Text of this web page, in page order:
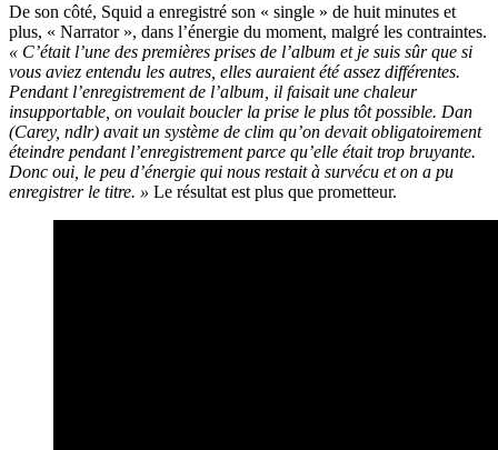
De son côté, Squid a enregistré son « single » de huit minutes et
plus, « Narrator », dans l’énergie du moment, malgré les contraintes.
« C’était l’une des premières prises de l’album et je suis sûr que si
vous aviez entendu les autres, elles auraient été assez différentes.
Pendant l’enregistrement de l’album, il faisait une chaleur
insupportable, on voulait boucler la prise le plus tôt possible. Dan
(Carey, ndlr) avait un système de clim qu’on devait obligatoirement
éteindre pendant l’enregistrement parce qu’elle était trop bruyante.
Donc oui, le peu d’énergie qui nous restait à survécu et on a pu
enregistrer le titre. » Le résultat est plus que prometteur.